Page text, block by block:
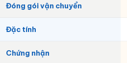
Đóng gói vận chuyển
Đặc tính
Chứng nhận